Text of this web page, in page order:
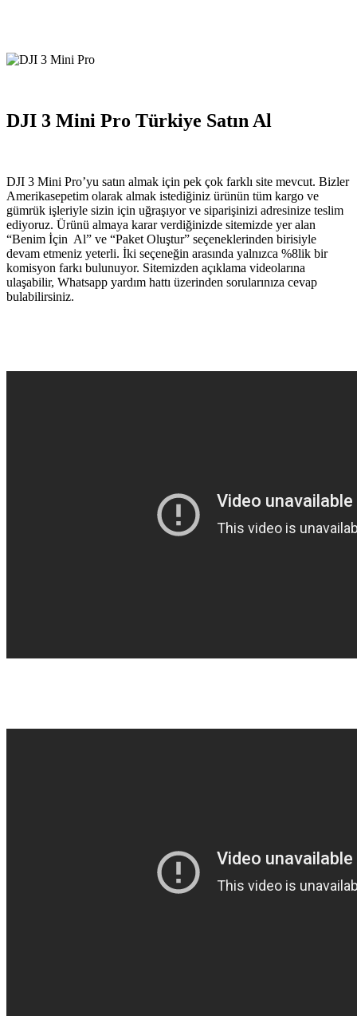
DJI 3 Mini Pro Türkiye Satın Al
DJI 3 Mini Pro’yu satın almak için pek çok farklı site mevcut. Bizler
Amerikasepetim olarak almak istediğiniz ürünün tüm kargo ve
gümrük işleriyle sizin için uğraşıyor ve siparişinizi adresinize teslim
ediyoruz. Ürünü almaya karar verdiğinizde sitemizde yer alan
“Benim İçin Al” ve “Paket Oluştur” seçeneklerinden birisiyle
devam etmeniz yeterli. İki seçeneğin arasında yalnızca %8lik bir
komisyon farkı bulunuyor. Sitemizden açıklama videolarına
ulaşabilir, Whatsapp yardım hattı üzerinden sorularınıza cevap
bulabilirsiniz.